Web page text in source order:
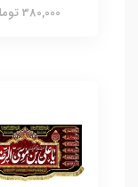
380,000 تومان